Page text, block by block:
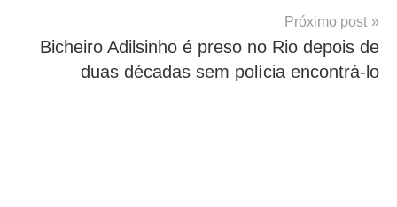
Próximo post
Bicheiro Adilsinho é preso no Rio depois de
duas décadas sem polícia encontrá-lo